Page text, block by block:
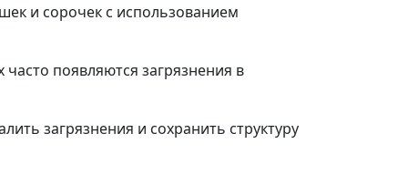
и сорочек с использованием
появляются загрязнения в
загрязнения и сохранить структуру